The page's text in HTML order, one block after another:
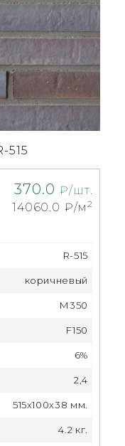
370.0 ₽/шт.
14060.0 ₽/м2
515
R-515
коричневый
М350
F150
6%
2,4
515x100x38 мм.
4.2 кг.